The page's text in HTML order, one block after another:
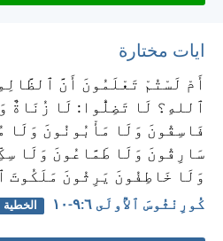
ايات مختارة
أَمْ لَسْتُمْ تَعْلَمُونَ أَنَّ
ٱللهِ؟ لَا تَضِلُّوا: لَا زُنَاةٌ
فَاسِقُونَ وَلَا مَأْبُونُونَ وَلَا
سَارِقُونَ وَلَا طَمَّاعُونَ وَلَا
وَلَا خَاطِفُونَ يَرِثُونَ مَلَكُوتَ
كُورِنْثُوسَ ٱلأُولَى ٦:‏٩-‏١٠ الخطية